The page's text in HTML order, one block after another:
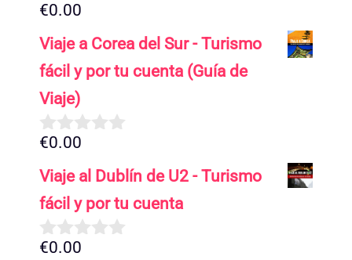
0
e
5
€0.00
Viaje a Corea del Sur - Turismo
fácil y por tu cuenta (Guía de
Viaje)
0
e
5
€0.00
Viaje al Dublín de U2 - Turismo
fácil y por tu cuenta
0
€0.00